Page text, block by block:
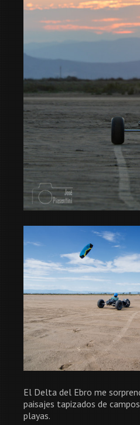
El Delta del Ebro me
paisajes tapizados de
playas.